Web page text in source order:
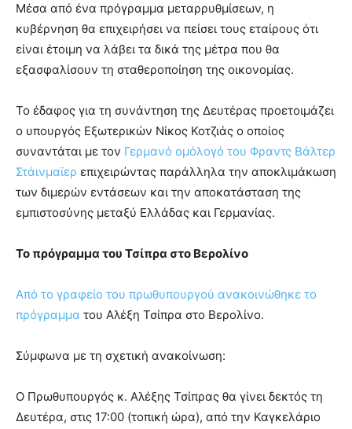
Μέσα από ένα πρόγραμμα μεταρρυθμίσεων, η
κυβέρνηση θα επιχειρήσει να πείσει τους εταίρους ότι
είναι έτοιμη να λάβει τα δικά της μέτρα που θα
εξασφαλίσουν τη σταθεροποίηση της οικονομίας.
Το έδαφος για τη συνάντηση της Δευτέρας προετοιμάζει
ο υπουργός Εξωτερικών Νίκος Κοτζιάς ο οποίος
συναντάται με τον Γερμανό ομόλογό του Φραντς Βάλτερ
Στάινμαϊερ επιχειρώντας παράλληλα την αποκλιμάκωση
των διμερών εντάσεων και την αποκατάσταση της
εμπιστοσύνης μεταξύ Ελλάδας και Γερμανίας.
Το πρόγραμμα του Τσίπρα στο Βερολίνο
Από το γραφείο του πρωθυπουργού ανακοινώθηκε το
πρόγραμμα του Αλέξη Τσίπρα στο Βερολίνο.
Σύμφωνα με τη σχετική ανακοίνωση:
Ο Πρωθυπουργός κ. Αλέξης Τσίπρας θα γίνει δεκτός τη
Δευτέρα, στις 17:00 (τοπική ώρα), από την Καγκελάριο